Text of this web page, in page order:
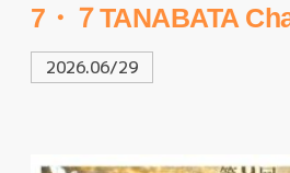
7・７TANABATA
2026.06/29